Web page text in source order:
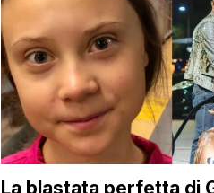
La blastata perfetta di